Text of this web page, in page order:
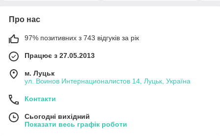
Про нас
97% позитивних з 743 відгуків за рік
Працює з 27.05.2013
м. Луцьк
ул. Воинов Интернационалистов 14, Луцьк, Україна
Контакти
Сьогодні вихідний
Показати весь графік роботи